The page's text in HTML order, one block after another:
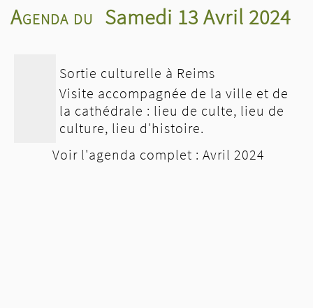
Agenda du Samedi 13 Avril 2024
Sortie culturelle à Reims
Visite accompagnée de la ville et de
la cathédrale : lieu de culte, lieu de
culture, lieu d'histoire.
Voir l'agenda complet : Avril 2024